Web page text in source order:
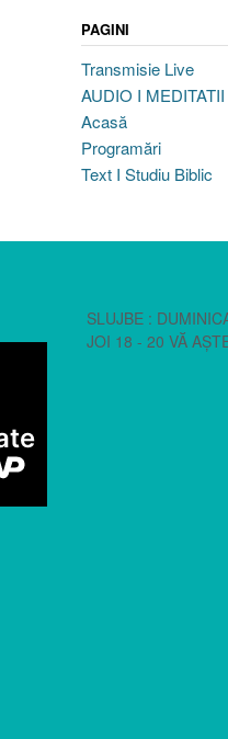
PAGINI
Transmisie Live
AUDIO I
Acasă
Programări
Text I Studiu Biblic
SLUJBE :
JOI 18 - 20 VĂ